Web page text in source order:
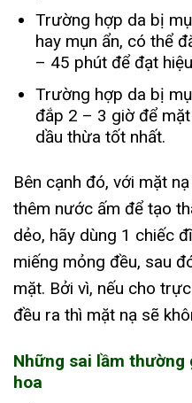
Trường hợp da bị
hay mụn ẩn, có thể
– 45 phút để đạt
Trường hợp da bị
đắp 2 – 3 giờ để
dầu thừa tốt nhất.
Bên cạnh đó, với mặt
thêm nước ấm để tạo
dẻo, hãy dùng 1 chiếc
miếng mỏng đều, sau
mặt. Bởi vì, nếu cho
đều ra thì mặt nạ sẽ
Những sai lầm thường
hoa